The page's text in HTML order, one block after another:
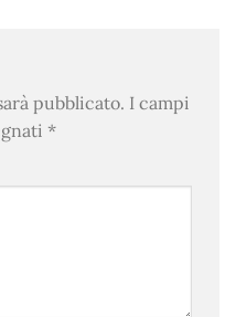
pubblicato. I campi
*